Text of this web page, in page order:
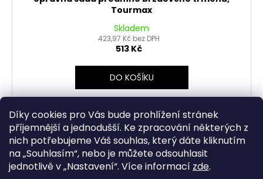
Díky cookies pro Vás bude prohlížení stránek
příjemnější a jednodušší. Ke zpracování některých z
nich potřebujeme Váš souhlas, který dáte kliknutím
na „Souhlasím“, nebo je můžete odsouhlasit
jednotlivě v „Nastavení“. Více informací zde.
Tourmax
Skladem
423,97 Kč bez DPH
513 Kč
DO KOŠÍKU